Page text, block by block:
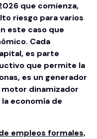
que comienza,
riesgo para varios
este caso que
Cada
es parte
que permite la
es un generador
dinamizador
economía de
empleos formales,